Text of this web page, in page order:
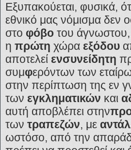
Εξυπακούεται, φυσικά,
εθνικό μας νόμισμα δεν
στο φόβο του
η πρώτη χώρα εξόδου
αποτελεί ενσυνείδητη
συμφερόντων των
στην περίπτωση της εν
των εγκληματικών και
αυτή αποβλέπει στην
των τραπεζών, με
ωστόσο, από την